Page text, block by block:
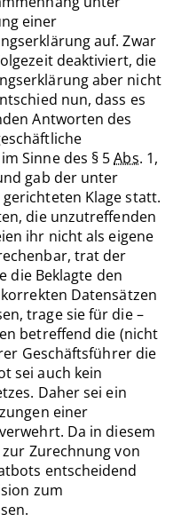
einer
auf. Zwar
deaktiviert, die
aber nicht
nun, dass es
Antworten des
Sinne des § 5Abs. 1,
gab der unter
Klage statt.
die unzutreffenden
ihr nicht als eigene
trat der
die Beklagte den
Datensätzen
trage sie für die –
betreffend die (nicht
Geschäftsführer die
sei auch kein
Daher sei ein
einer
Da in diesem
Zurechnung von
entscheidend
zum